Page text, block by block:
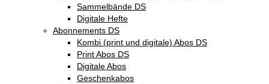
Sammelbände DS
Digitale Hefte
Abonnements DS
Kombi (print und digitale) Abos DS
Print Abos DS
Digitale Abos
Geschenkabos